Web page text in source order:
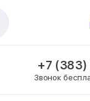
+7
Звонок